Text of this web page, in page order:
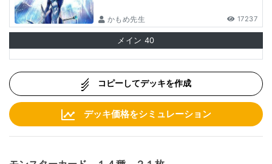
かもめ先生 17237
メイン 40
コピーしてデッキを作成
デッキ価格をシミュレーション